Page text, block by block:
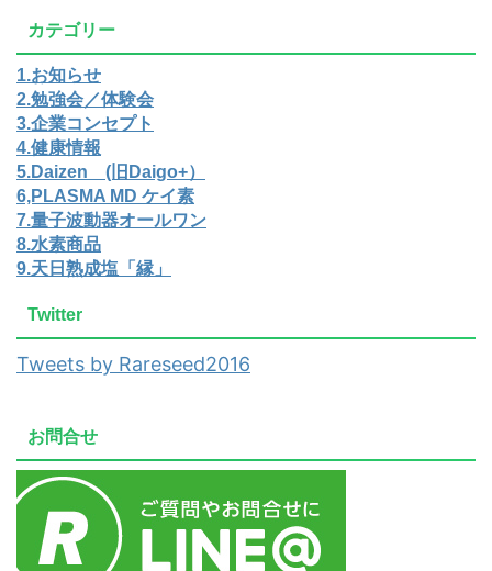
カテゴリー
1.お知らせ
2.勉強会／体験会
3.企業コンセプト
4.健康情報
5.Daizen (旧Daigo+）
6,PLASMA MD ケイ素
7.量子波動器オールワン
8.水素商品
9.天日熟成塩「縁」
Twitter
Tweets by Rareseed2016
お問合せ